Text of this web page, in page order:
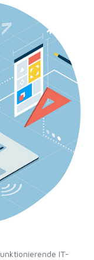
IT-